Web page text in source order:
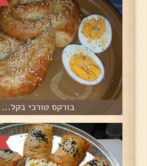
בורקס טורכי בקל...